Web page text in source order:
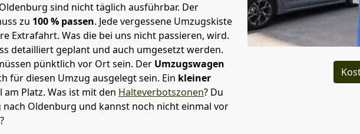
sind nicht täglich ausführbar. Der
zu 100 % passen. Jede vergessene Umzugskiste
Extrafahrt. Was die bei uns nicht passieren, wird.
detailliert geplant und auch umgesetzt werden.
pünktlich vor Ort sein. Der Umzugswagen
für diesen Umzug ausgelegt sein. Ein kleiner
am Platz. Was ist mit den Halteverbotszonen? Du
nach Oldenburg und kannst noch nicht einmal vor